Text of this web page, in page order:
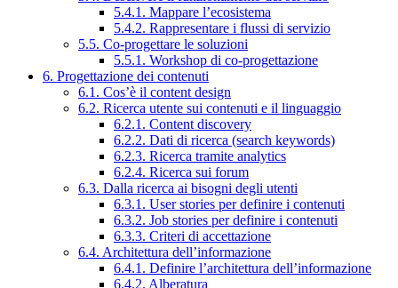
5.4.1. Mappare l’ecosistema
5.4.2. Rappresentare i flussi di servizio
5.5. Co-progettare le soluzioni
5.5.1. Workshop di co-progettazione
6. Progettazione dei contenuti
6.1. Cos’è il content design
6.2. Ricerca utente sui contenuti e il linguaggio
6.2.1. Content discovery
6.2.2. Dati di ricerca (search keywords)
6.2.3. Ricerca tramite analytics
6.2.4. Ricerca sui forum
6.3. Dalla ricerca ai bisogni degli utenti
6.3.1. User stories per definire i contenuti
6.3.2. Job stories per definire i contenuti
6.3.3. Criteri di accettazione
6.4. Architettura dell’informazione
6.4.1. Definire l’architettura dell’informazione
6.4.2. Alberatura